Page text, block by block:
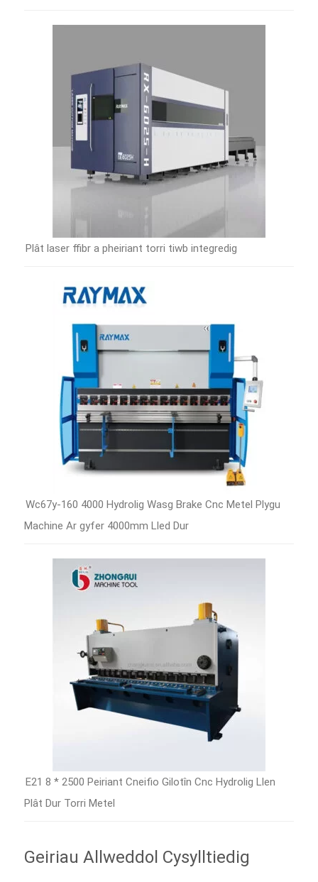
Plât laser ffibr a pheiriant torri tiwb integredig
Wc67y-160 4000 Hydrolig Wasg Brake Cnc Metel Plygu
Machine Ar gyfer 4000mm Lled Dur
E21 8 * 2500 Peiriant Cneifio Gilotîn Cnc Hydrolig Llen
Plât Dur Torri Metel
Geiriau Allweddol Cysylltiedig